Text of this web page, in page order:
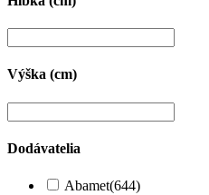
Výška (cm)
Dodávatelia
Abamet(644)